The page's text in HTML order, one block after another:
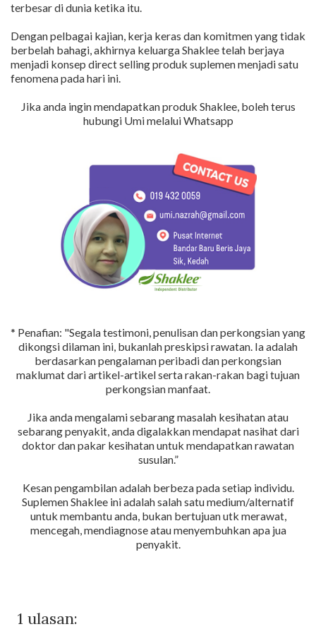
terbesar di dunia ketika itu.
Dengan pelbagai kajian, kerja keras dan komitmen yang tidak
berbelah bahagi, akhirnya keluarga Shaklee telah berjaya
menjadi konsep direct selling produk suplemen menjadi satu
fenomena pada hari ini.
Jika anda ingin mendapatkan produk Shaklee, boleh terus
hubungi Umi melalui Whatsapp
* Penafian: "Segala testimoni, penulisan dan perkongsian yang
dikongsi dilaman ini, bukanlah preskipsi rawatan. Ia adalah
berdasarkan pengalaman peribadi dan perkongsian
maklumat dari artikel-artikel serta rakan-rakan bagi tujuan
perkongsian manfaat.
Jika anda mengalami sebarang masalah kesihatan atau
sebarang penyakit, anda digalakkan mendapat nasihat dari
doktor dan pakar kesihatan untuk mendapatkan rawatan
susulan.”
Kesan pengambilan adalah berbeza pada setiap individu.
Suplemen Shaklee ini adalah salah satu medium/alternatif
untuk membantu anda, bukan bertujuan utk merawat,
mencegah, mendiagnose atau menyembuhkan apa jua
penyakit.
1 ulasan: